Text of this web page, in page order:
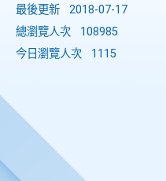
最後更新
2018-07-17
總瀏覽人次
108985
今日瀏覽人次
1115